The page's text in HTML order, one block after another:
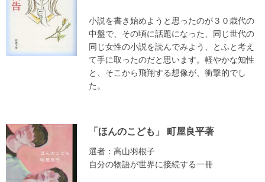
小説を書き始めようと思ったのが３０歳代の
中盤で、その頃に話題になった、同じ世代の
同じ女性の小説を読んでみよう、とふと考え
て手に取ったのだと思います。軽やかな知性
と、そこから飛翔する想像が、衝撃的でし
た。
「ほんのこども」 町屋良平著
選者：高山羽根子
自分の物語が世界に接続する一冊